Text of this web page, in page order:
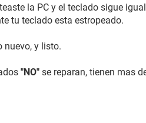
la PC y el teclado sigue
tu teclado esta estropeado.
nuevo, y listo.
"NO" se reparan, tienen mas